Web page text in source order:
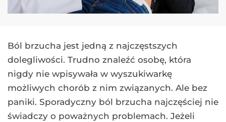
Ból brzucha jest jedną z najczęstszych
dolegliwości. Trudno znaleźć osobę, która
nigdy nie wpisywała w wyszukiwarkę
możliwych chorób z nim związanych. Ale bez
paniki. Sporadyczny ból brzucha najczęściej nie
świadczy o poważnych problemach. Jeżeli